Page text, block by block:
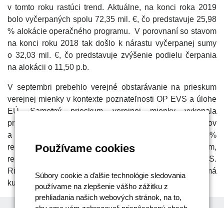
v tomto roku rastúci trend. Aktuálne, na konci roka 2019
bolo vyčerpaných spolu 72,35 mil. €, čo predstavuje 25,98
% alokácie operačného programu. V porovnaní so stavom
na konci roku 2018 tak došlo k nárastu vyčerpanej sumy
o 32,03 mil. €, čo predstavuje zvýšenie podielu čerpania
na alokácii o 11,50 p.b.
V septembri prebehlo verejné obstarávanie na prieskum
verejnej mienky v kontexte poznateľnosti OP EVS a úlohe
EÚ. Samotný prieskum verejnej mienky vykonala
prieskumná agentúra v októbri, oslovila 1061 respondentov
a 40% z nich malo poznatky o OP EVS, pričom 20%
respondentov vedelo spojiť OP EVS priamo s projektom,
resp. výstupom projektu financovaného z OP EVS.
Riadiaci orgán naďalej využíva Facebook stránku, kde má
ku dňu 10. 12. 2019 553 „páči sa“ a 592 sledovateľov.
Používame cookies
Súbory cookie a ďalšie technológie sledovania
používame na zlepšenie vášho zážitku z
prehliadania našich webových stránok, na to,